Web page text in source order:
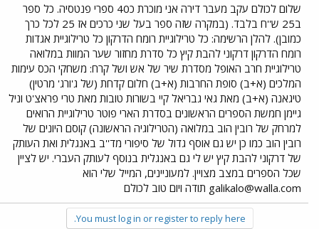
שלום לכולם עקב מעבר דירה אני מוכרת כ40 ספרי פנטסיה. כל ספר
ב25 ש''ח בלבד. (במקרה שזה ספר בעל שני כרכים אז 25 לכל כרך
כמובן). להלן הרשימה: כל טרילוגיית רומח הדרקון כל טרילוגיית אגדות
רומח הדרקון דרקוני להבת קיץ כל סדרת מחזור שער המוות במלואה
טרילוגיית חרב האופל מסדרת שיר של אש ושל קרח: משחקי הכס עימות
המלכים (א+ב) סופת החרבות (א+ב) חלום קדחת (של ג'ורג' מרטין)
טיגאנה (א+ב) מאת גאי גבריאל קיי בשורות טובות מאת טרי פראצ'ט וניל
גיימן חמשת הספרים הראשונים בסדרת הארי פוטר טרילוגיית הרואים
למרחק של רובין הוב במלואה (הטרילוגיה הראשונה) קוסם היונים של
רובין הוב כמו כן יש גם אוסף גדול של סיפורי מד''ב באנגלית ואת העותק
של דרקוני להבת קיץ יש לי גם באנגלית בנוסף לעותק העברי. יש לציין
שכל הספרים במצב מצויין. למעוניינים, המייל שלי הוא
galikalo@walla.com תודה ויום טוב לכולם
You must log in or register to reply here.